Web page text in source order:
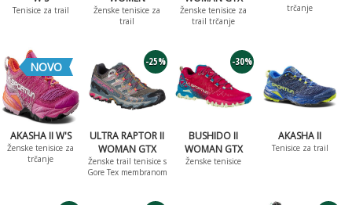
Tenisice za trail
Ženske tenisice za
trail
Ženske tenisice za
trail trčanje
trčanje
NOVO
AKASHA II W'S
Ženske tenisice za
trčanje
-25%
ULTRA RAPTOR II
WOMAN GTX
Ženske trail tenisice s
Gore Tex membranom
-30%
BUSHIDO II
WOMAN GTX
Ženske tenisice
AKASHA II
Tenisice za trail